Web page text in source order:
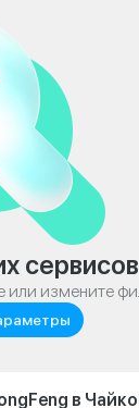
сервисов
или измените
в